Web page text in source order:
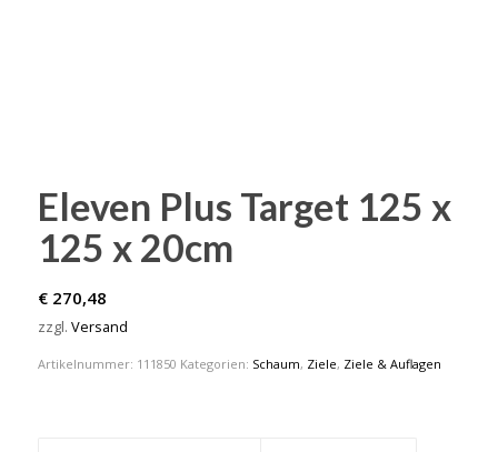
Eleven Plus Target 125 x
125 x 20cm
€270,48
zzgl. Versand
Artikelnummer: 111850 Kategorien: Schaum, Ziele, Ziele & Auflagen